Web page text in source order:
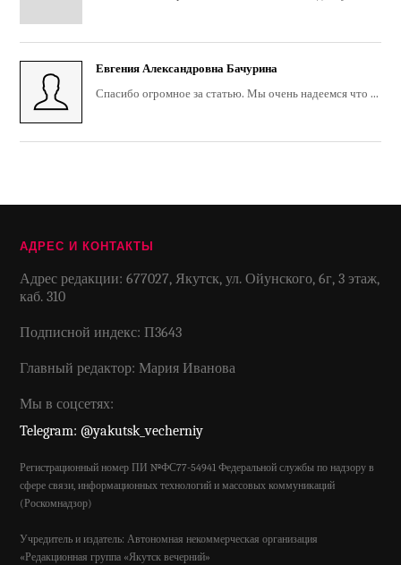
Евгения Александровна Бачурина
Спасибо огромное за статью. Мы очень надеемся что ...
АДРЕС И КОНТАКТЫ
Адрес редакции: 677027, Якутск, ул. Ойунского, 6г, 3 этаж,
каб. 310
Подписной индекс: П3643
Главный редактор: Мария Иванова
Мы в соцсетях:
Telegram: @yakutsk_vecherniy
Регистрационный номер ПИ №ФС77-54941 Федеральной службы по надзору в
сфере связи, информационных технологий и массовых коммуникаций
(Роскомнадзор)
Учредитель и издатель: Автономная некоммерческая организация
«Редакционная группа «Якутск вечерний»